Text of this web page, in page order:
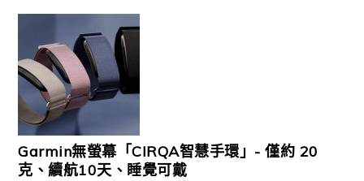
Garmin無螢幕「CIRQA智慧手環」- 僅約 20
克、續航10天、睡覺可戴